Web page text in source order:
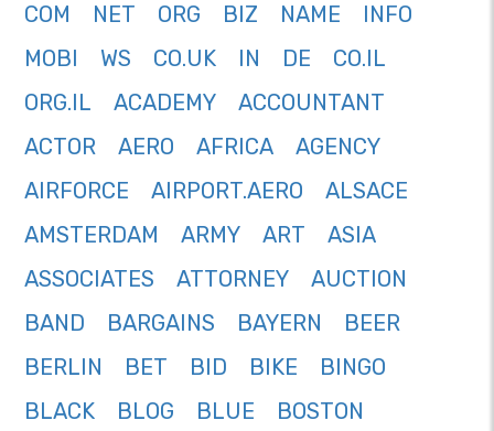
COM NET ORG BIZ NAME
INFO
MOBI
WS CO.UK IN DE
CO.IL
ORG.IL
ACADEMY
ACCOUNTANT
ACTOR
AERO AFRICA
AGENCY
AIRFORCE
AIRPORT.AERO
ALSACE
AMSTERDAM
ARMY ART
ASIA
ASSOCIATES
ATTORNEY
AUCTION
BAND
BARGAINS BAYERN
BEER
BERLIN
BET BID BIKE
BINGO
BLACK
BLOG BLUE
BOSTON